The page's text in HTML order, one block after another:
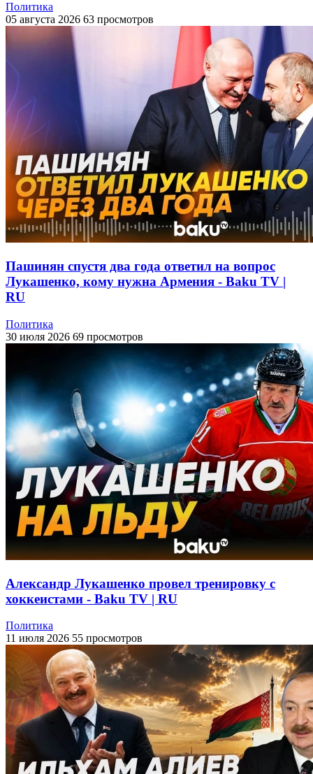
Политика
05 августа 2026 63 просмотров
Пашинян спустя два года ответил на вопрос
Лукашенко, кому нужна Армения - Baku TV |
RU
Политика
30 июля 2026 69 просмотров
Александр Лукашенко провел тренировку с
хоккеистами - Baku TV | RU
Политика
11 июля 2026 55 просмотров